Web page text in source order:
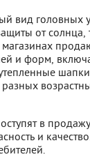
вид головных
от солнца,
магазинах
и форм,
в
и